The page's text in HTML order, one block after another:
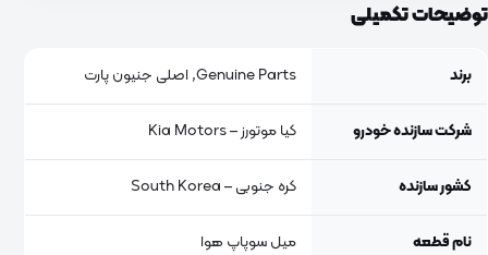
توضیحات تکمیلی
برند Genuine Parts, اصلی جنیون پارت
شرکت سازنده خودرو کیا موتورز – Kia Motors
کشور سازنده کره جنوبی – South Korea
نام قطعه میل سوپاپ هوا